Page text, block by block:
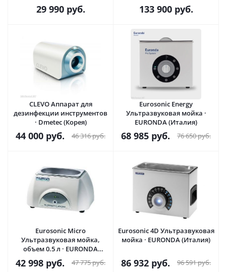
(Россия)
29 990руб. 133 900руб.
CLEVO Аппарат для
дезинфекции инструментов
· Dmetec (Корея)
44 000 руб. 46 316руб.
Eurosonic Energy
Ультразвуковая мойка ·
EURONDA (Италия)
68 985 руб. 76 650руб.
Eurosonic Micro
Ультразвуковая мойка,
объем 0.5 л · EURONDA
(Италия)
42 998 руб. 47 775руб.
Eurosonic 4D Ультразвуковая
мойка · EURONDA (Италия)
86 932 руб. 96 591руб.